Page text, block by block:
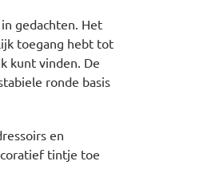
gedachten. Het
toegang hebt tot
kunt vinden. De
ronde basis
en
tintje toe